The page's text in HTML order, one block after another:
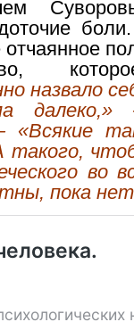
отчаянное
назвало
«Всякие
такого,
во
пока